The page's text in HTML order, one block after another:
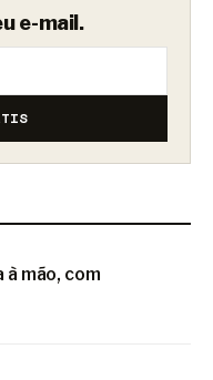
e-mail.
mão, com